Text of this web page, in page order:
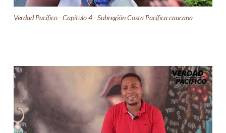
Verdad Pacífico - Capítulo 4 - Subregión Costa Pacífica caucana